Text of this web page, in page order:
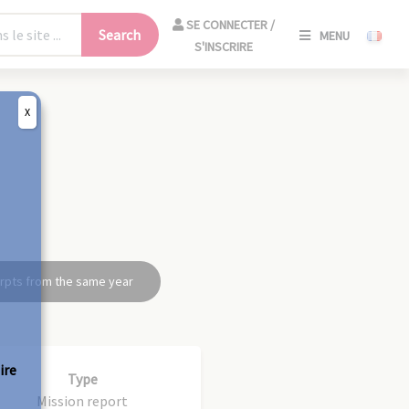
Search
SE CONNECTER /
S'INSCRIRE
MENU
from the same year
Type
Mission report
X